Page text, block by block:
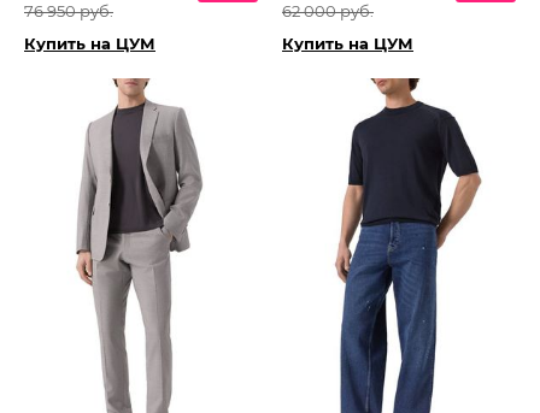
76 950 руб.
Купить на ЦУМ
62 000 руб.
Купить на ЦУМ